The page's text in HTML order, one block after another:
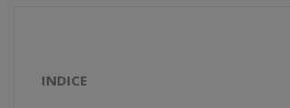
INDICE